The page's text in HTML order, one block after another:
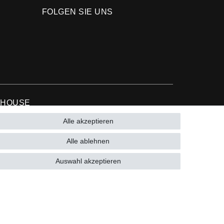
FOLGEN SIE UNS
(0)15223993771 (Mo. bis Fr. 10 - 16 Uhr)
Alle akzeptieren
Alle ablehnen
Auswahl akzeptieren